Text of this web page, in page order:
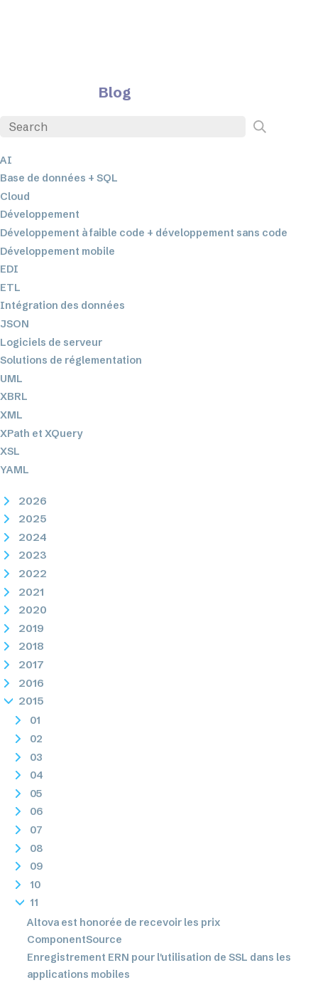
Blog
AI
Base de données + SQL
Cloud
Développement
Développement à faible code + développement sans code
Développement mobile
EDI
ETL
Intégration des données
JSON
Logiciels de serveur
Solutions de réglementation
UML
XBRL
XML
XPath et XQuery
XSL
YAML
2026
2025
2024
2023
2022
2021
2020
2019
2018
2017
2016
2015
01
02
03
04
05
06
07
08
09
10
11
Altova est honorée de recevoir les prix
ComponentSource
Enregistrement ERN pour l'utilisation de SSL dans les
applications mobiles